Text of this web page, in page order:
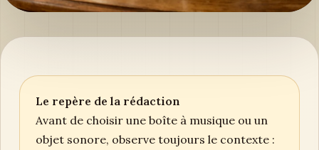
Le repère de la rédaction
Avant de choisir une boîte à musique ou un
objet sonore, observe toujours le contexte :